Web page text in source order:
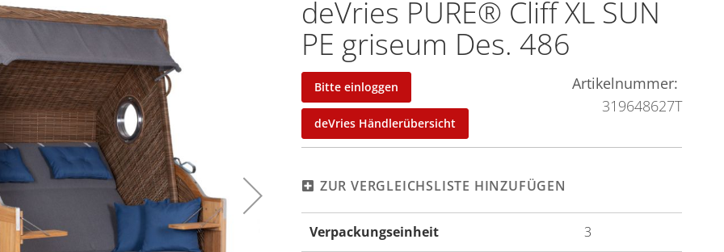
deVries PURE® Cliff XL SUN
PE griseum Des. 486
Bitte einloggen
deVries Händlerübersicht
Artikelnummer
319648627T
ZUR VERGLEICHSLISTE HINZUFÜGEN
Informationen
Verpackungseinheit 3